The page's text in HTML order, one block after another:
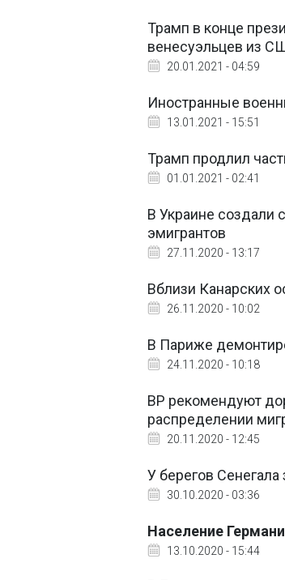
Трамп в конце
венесуэльцев из
20.01.2021 - 04:59
Иностранные
13.01.2021 - 15:51
Трамп продлил
01.01.2021 - 02:41
В Украине создали
эмигрантов
27.11.2020 - 13:17
Вблизи Канарских
26.11.2020 - 10:02
В Париже
24.11.2020 - 10:18
ВР рекомендуют
распределении
20.11.2020 - 12:45
У берегов
30.10.2020 - 03:36
Население
13.10.2020 - 15:44